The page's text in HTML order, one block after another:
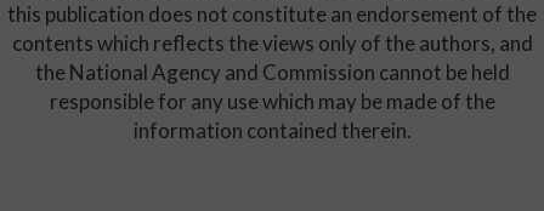
this publication does not constitute an endorsement of the
contents which reflects the views only of the authors, and
the National Agency and Commission cannot be held
responsible for any use which may be made of the
information contained therein.